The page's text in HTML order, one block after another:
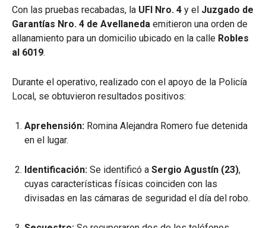
Con las pruebas recabadas, la UFI Nro. 4 y el Juzgado de
Garantías Nro. 4 de Avellaneda emitieron una orden de
allanamiento para un domicilio ubicado en la calle Robles
al 6019.
Durante el operativo, realizado con el apoyo de la Policía
Local, se obtuvieron resultados positivos:
Aprehensión: Romina Alejandra Romero fue detenida
en el lugar.
Identificación: Se identificó a Sergio Agustín (23),
cuyas características físicas coinciden con las
divisadas en las cámaras de seguridad el día del robo.